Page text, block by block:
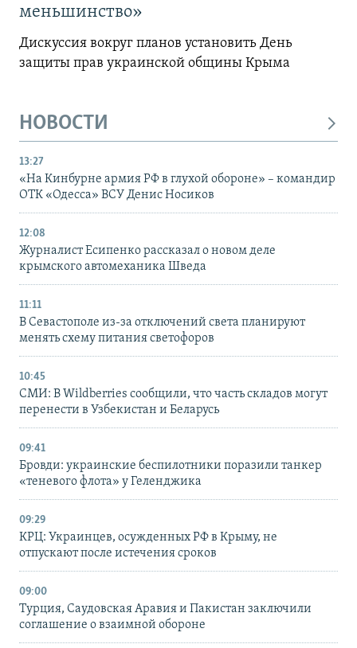
меньшинство»
Дискуссия вокруг планов установить День
защиты прав украинской общины Крыма
НОВОСТИ
13:27
«На Кинбурне армия РФ в глухой обороне» – командир
ОТК «Одесса» ВСУ Денис Носиков
12:08
Журналист Есипенко рассказал о новом деле
крымского автомеханика Шведа
11:11
В Севастополе из-за отключений света планируют
менять схему питания светофоров
10:45
СМИ: В Wildberries сообщили, что часть складов могут
перенести в Узбекистан и Беларусь
09:41
Бровди: украинские беспилотники поразили танкер
«теневого флота» у Геленджика
09:29
КРЦ: Украинцев, осужденных РФ в Крыму, не
отпускают после истечения сроков
09:00
Турция, Саудовская Аравия и Пакистан заключили
соглашение о взаимной обороне